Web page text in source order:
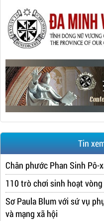
Tin
Chân phước Phan Sinh Pô-
110 trò chơi sinh hoạt
Sơ Paula Blum với sứ vụ
và mạng xã hội